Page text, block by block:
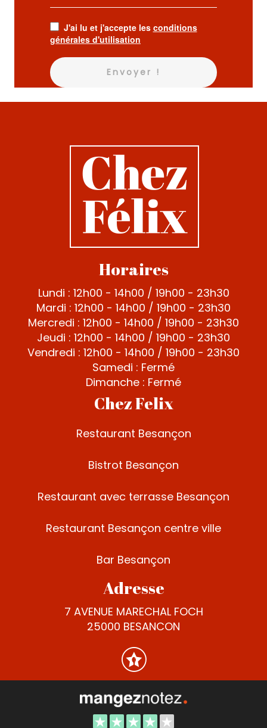
J'ai lu et j'accepte les conditions
générales d'utilisation
Envoyer !
Horaires
Lundi : 12h00 - 14h00 / 19h00 - 23h30
Mardi : 12h00 - 14h00 / 19h00 - 23h30
Mercredi : 12h00 - 14h00 / 19h00 - 23h30
Jeudi : 12h00 - 14h00 / 19h00 - 23h30
Vendredi : 12h00 - 14h00 / 19h00 - 23h30
Samedi : Fermé
Dimanche : Fermé
Chez Felix
Restaurant Besançon
Bistrot Besançon
Restaurant avec terrasse Besançon
Restaurant Besançon centre ville
Bar Besançon
Adresse
7 AVENUE MARECHAL FOCH
25000 BESANCON